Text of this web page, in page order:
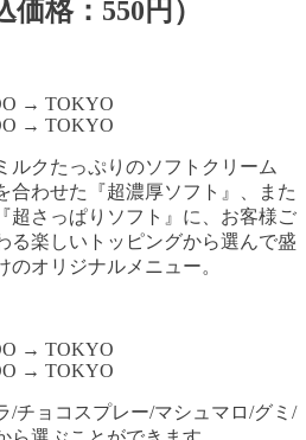
格：550円）
ルクたっぷりのソフトクリーム
合わせた『超濃厚ソフト』、また
超さっぱりソフト』に、お客様ご
る楽しいトッピングから選んで盛
のオリジナルメニュー。
/チョコスプレー/マシュマロ/グミ/